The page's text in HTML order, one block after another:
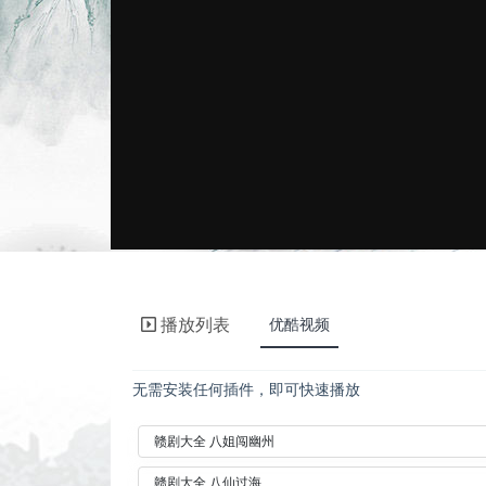
播放列表 优酷视频
无需安装任何插件，即可快速播放
赣剧大全 八姐闯幽州
赣剧大全 八仙过海